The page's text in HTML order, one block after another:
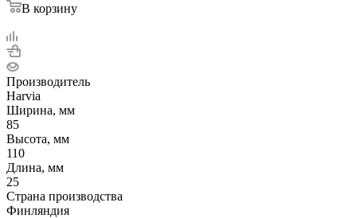
В корзину
Производитель
Harvia
Ширина, мм
85
Высота, мм
110
Длина, мм
25
Страна производства
Финляндия